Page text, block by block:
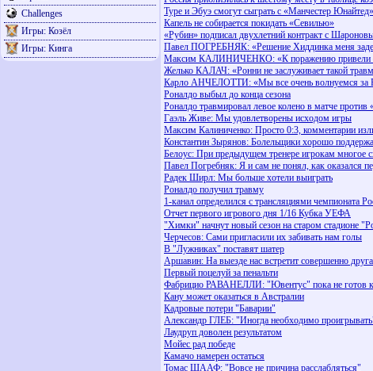
Challenges
Игры: Козёл
Игры: Кинга
Туре и Эбуэ смогут сыграть с «Манчестер Юнайтед»
Капель не собирается покидать «Севилью»
«Рубин» подписал двухлетний контракт с
Павел ПОГРЕБНЯК: «Решение Хиддинка меня
Максим КАЛИНИЧЕНКО: «К поражению привели
Желько КАЛАЧ: «Ронни не заслуживает такой
Карло АНЧЕЛОТТИ: «Мы все очень волнуемся за
Роналдо выбыл до конца сезона
Роналдо травмировал левое колено в матче против
Гаэль Живе: Мы удовлетворены исходом игры
Максим Калиниченко: Просто 0:3, комментарии
Константин Зырянов: Болельщики хорошо
Белоус: При предыдущем тренере игрокам многое
Павел Погребняк: Я и сам не понял, как оказался
Радек Ширл: Мы больше хотели выиграть
Роналдо получил травму
1-канал определился с трансляциями чемпионата
Отчет первого игрового дня 1/16 Кубка УЕФА
"Химки" начнут новый сезон на старом стадионе
Черчесов: Сами пригласили их забивать нам голы
В "Лужниках" поставят шатер
Аршавин: На выезде нас встретит совершенно
Первый поцелуй за пенальти
Фабрицио РАВАНЕЛЛИ: "Ювентус" пока не готов к
Кану может оказаться в Австралии
Кадровые потери "Баварии"
Александр ГЛЕБ: "Иногда необходимо
Лаудруп доволен результатом
Мойес рад победе
Камачо намерен остаться
Томас ШААФ: "Вовсе не причина расслабляться"